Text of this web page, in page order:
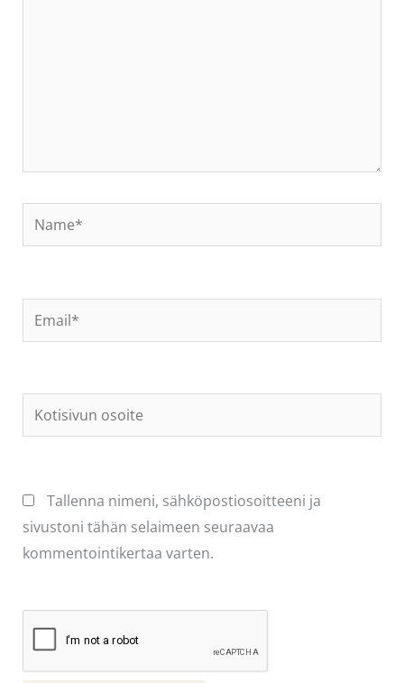
Name*
Email*
Kotisivun
osoite
Tallenna nimeni, sähköpostiosoitteeni ja
sivustoni tähän selaimeen seuraavaa
kommentointikertaa varten.